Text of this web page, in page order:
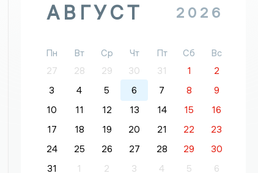
АВГУСТ 2026
Пн Вт Ср Чт Пт Сб
Вс
27
28 29 30 31 1
2
3
4 5 6 7 8
9
10
11 12 13 14 15
16
17
18 19 20 21 22
23
24
25 26 27 28 29
30
31
1 2 3 4 5 6